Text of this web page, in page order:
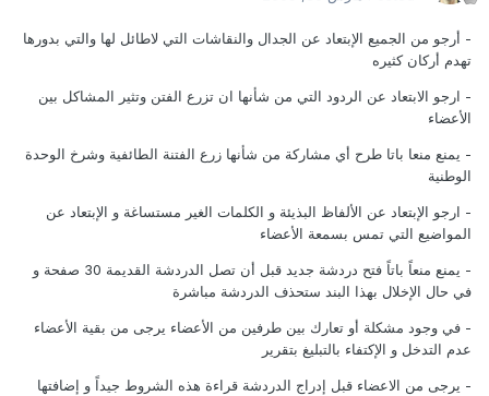
- أرجو من الجميع الإبتعاد عن الجدال والنقاشات التي لاطائل لها والتي بدورها
تهدم أركان كثيره
- ارجو الابتعاد عن الردود التي من شأنها ان تزرع الفتن وتثير المشاكل بين
الأعضاء
- يمنع منعا باتا طرح أي مشاركة من شأنها زرع الفتنة الطائفية وشرخ الوحدة
الوطنية
- ارجو الإبتعاد عن الألفاظ البذيئة و الكلمات الغير مستساغة و الإبتعاد عن
المواضيع التي تمس بسمعة الأعضاء
- يمنع منعاً باتاً فتح دردشة جديد قبل أن تصل الدردشة القديمة 30 صفحة و
في حال الإخلال بهذا البند ستحذف الدردشة مباشرة
- في وجود مشكلة أو تعارك بين طرفين من الأعضاء يرجى من بقية الأعضاء
عدم التدخل و الإكتفاء بالتبليغ بتقرير
- يرجى من الاعضاء قبل إدراج الدردشة قراءة هذه الشروط جيداً و إضافتها